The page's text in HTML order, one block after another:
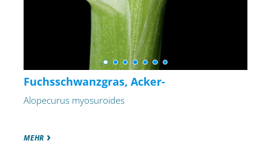
Fuchsschwanzgras, Acker-
Alopecurus myosuroides
MEHR